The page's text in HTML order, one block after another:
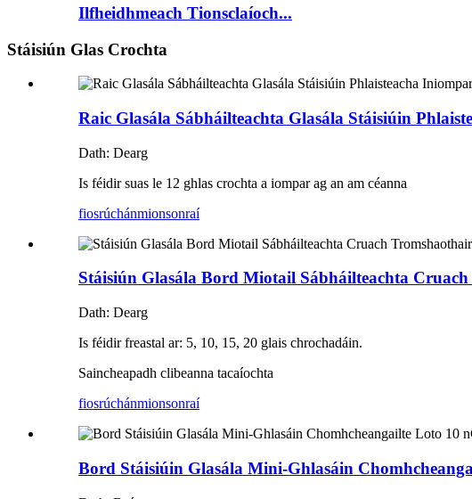
Ilfheidhmeach Tionsclaíoch...
Stáisiún Glas Crochta
Raic Glasála Sábháilteachta Glasála Stáisiúin
Dath: Dearg
Is féidir suas le 12 ghlas crochta a iompar ag an am céanna
fiosrúchánmionsonraí
Stáisiún Glasála Bord Miotail Sábháilteachta
Dath: Dearg
Is féidir freastal ar: 5, 10, 15, 20 glais chrochadáin.
Saincheapadh clibeanna tacaíochta
fiosrúchánmionsonraí
Bord Stáisiúin Glasála Mini-Ghlasáin